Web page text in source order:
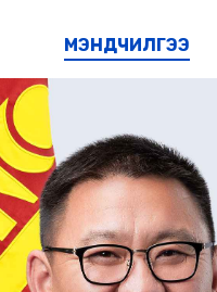
МЭНДЧИЛГЭЭ